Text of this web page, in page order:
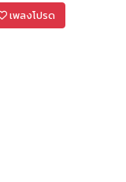
เพลงโปรด